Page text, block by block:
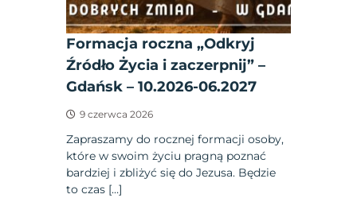
Formacja roczna „Odkryj
Źródło Życia i zaczerpnij” –
Gdańsk – 10.2026-06.2027
9 czerwca 2026
Zapraszamy do rocznej formacji osoby,
które w swoim życiu pragną poznać
bardziej i zbliżyć się do Jezusa. Będzie
to czas […]